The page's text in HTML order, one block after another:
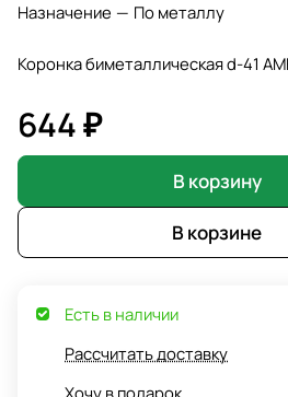
Назначение — По металлу
Коронка биметаллическая d-41
644 ₽
В корзину
В корзине
Есть в наличии
Рассчитать доставку